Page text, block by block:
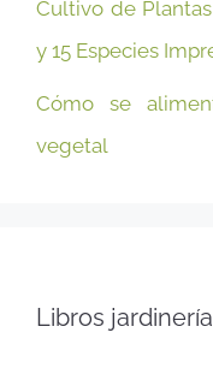
Cultivo de
y 15 Especies
Cómo se
vegetal
Libros